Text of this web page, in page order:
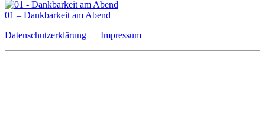
01 – Dankbarkeit am Abend
Datenschutzerklärung Impressum